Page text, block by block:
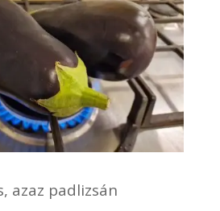
azaz padlizsán